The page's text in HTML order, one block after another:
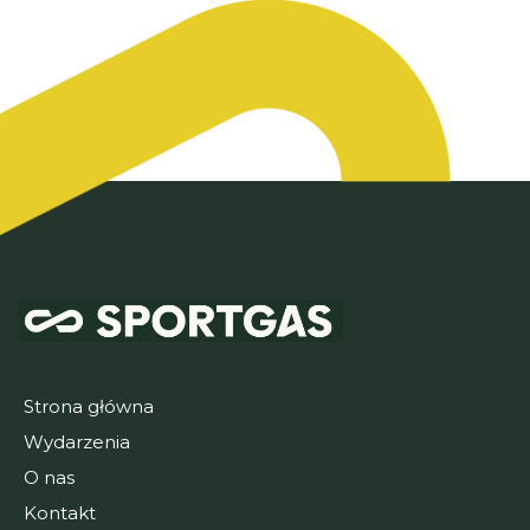
Strona główna
Wydarzenia
O nas
Kontakt